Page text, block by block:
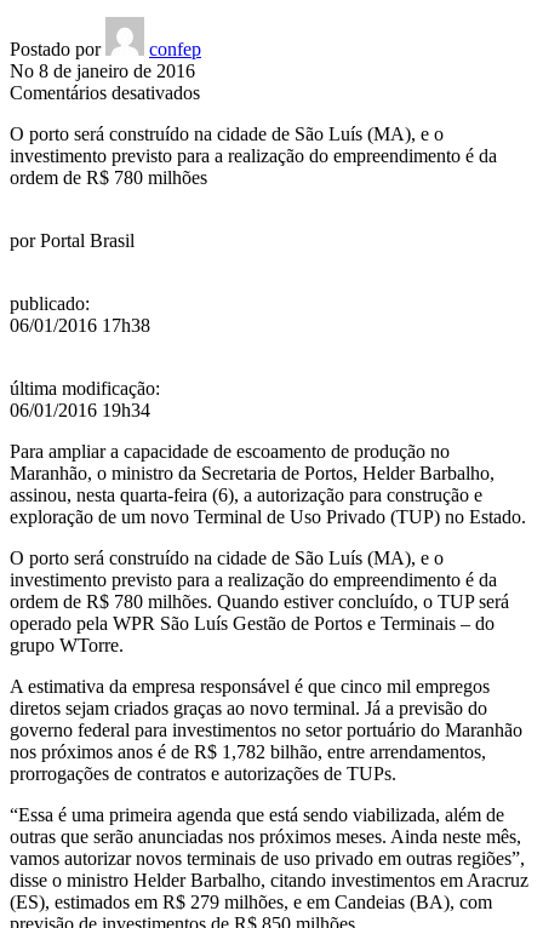
Postado por
confep
No 8 de janeiro de 2016
Comentários desativadosem
autoriza
novo
Terminal
O porto será construído na cidade de São Luís (MA), e o
investimento previsto para a realização do empreendimento é da
ordem de R$ 780 milhões
porPortal Brasil
publicado:
06/01/2016 17h38
última modificação:
06/01/2016 19h34
Para ampliar a capacidade de escoamento de produção no
Maranhão, o ministro da Secretaria de Portos, Helder Barbalho,
assinou, nesta quarta-feira (6), a autorização para construção e
exploração de um novo Terminal de Uso Privado (TUP) no Estado.
O porto será construído na cidade de São Luís (MA), e o
investimento previsto para a realização do empreendimento é da
ordem de R$ 780 milhões. Quando estiver concluído, o TUP será
operado pela WPR São Luís Gestão de Portos e Terminais – do
grupo WTorre.
A estimativa da empresa responsável é que cinco mil empregos
diretos sejam criados graças ao novo terminal. Já a previsão do
governo federal para investimentos no setor portuário do Maranhão
nos próximos anos é de R$ 1,782 bilhão, entre arrendamentos,
prorrogações de contratos e autorizações de TUPs.
“Essa é uma primeira agenda que está sendo viabilizada, além de
outras que serão anunciadas nos próximos meses. Ainda neste mês,
vamos autorizar novos terminais de uso privado em outras regiões”,
disse o ministro Helder Barbalho, citando investimentos em Aracruz
(ES), estimados em R$ 279 milhões, e em Candeias (BA), com
previsão de investimentos de R$ 850 milhões.